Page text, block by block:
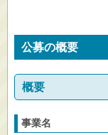
公募の概要
概要
事業名